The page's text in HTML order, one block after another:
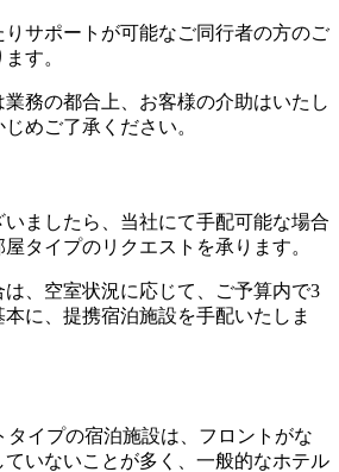
りサポートが可能なご同行者の方のご
す。
務の都合上、お客様の介助はいたし
めご了承ください。
ましたら、当社にて手配可能な場合
タイプのリクエストを承ります。
、空室状況に応じて、ご予算内で3
に、提携宿泊施設を手配いたしま
イプの宿泊施設は、フロントがな
ていないことが多く、一般的なホテル